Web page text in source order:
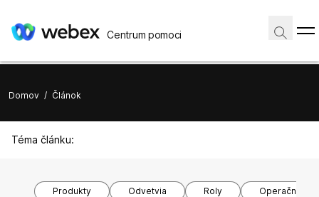
Centrum pomoci
Domov / Článok
Téma článku:
Produkty Odvetvia Roly Operačné